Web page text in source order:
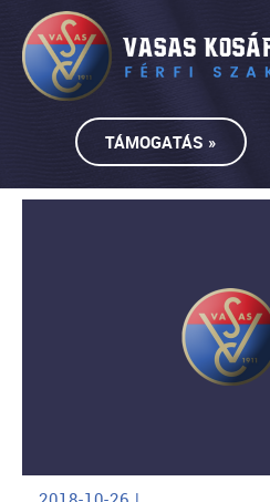
TÁMOGATÁS »